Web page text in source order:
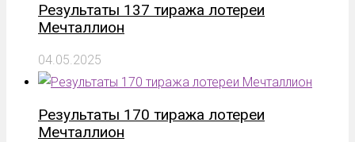
Результаты 137 тиража лотереи
Мечталлион
04.05.2025
Результаты 170 тиража лотереи
Мечталлион